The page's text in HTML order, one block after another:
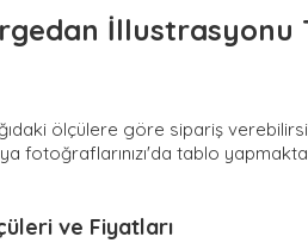
İllustrasyonu
ölçülere göre sipariş
fotoğraflarınızı'da tablo
ve Fiyatları